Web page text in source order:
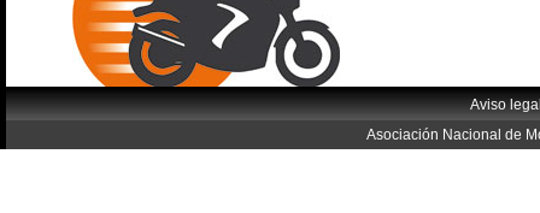
Aviso
Asociación Nacional de